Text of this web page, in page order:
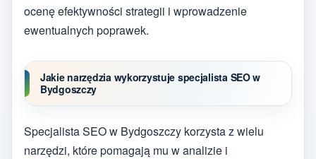
ocenę efektywności strategii i wprowadzenie
ewentualnych poprawek.
Jakie narzędzia wykorzystuje specjalista SEO w
Bydgoszczy
Specjalista SEO w Bydgoszczy korzysta z wielu
narzędzi, które pomagają mu w analizie i